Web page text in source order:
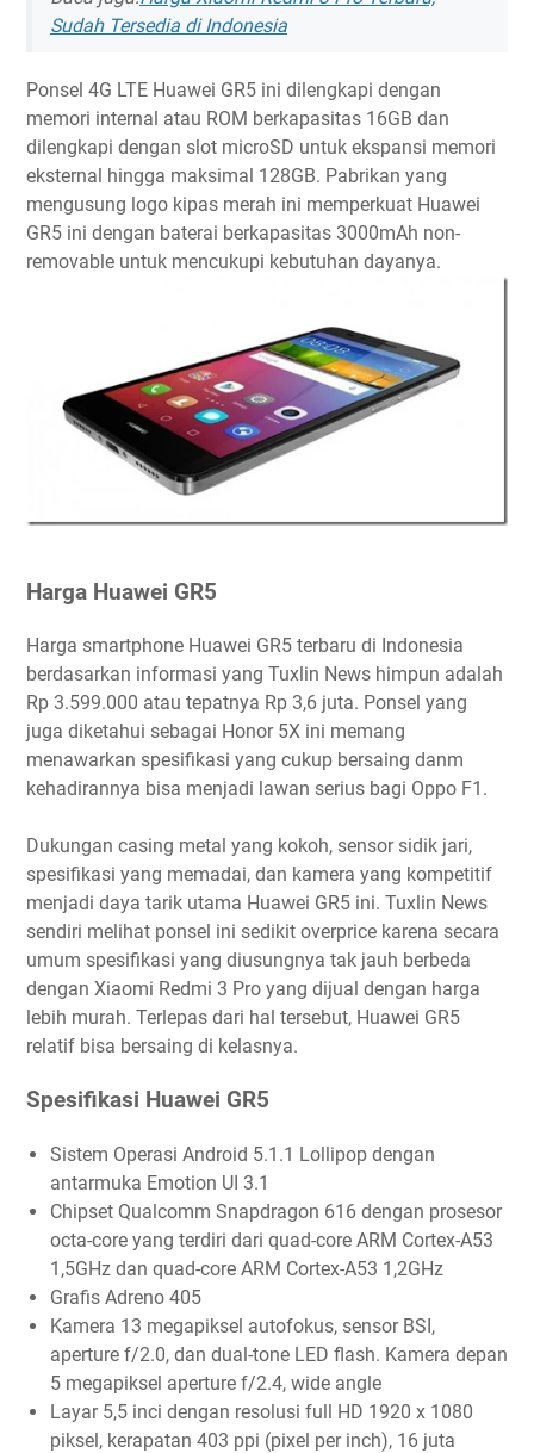
Sudah Tersedia di Indonesia
Ponsel 4G LTE Huawei GR5 ini dilengkapi dengan
memori internal atau ROM berkapasitas 16GB dan
dilengkapi dengan slot microSD untuk ekspansi memori
eksternal hingga maksimal 128GB. Pabrikan yang
mengusung logo kipas merah ini memperkuat Huawei
GR5 ini dengan baterai berkapasitas 3000mAh non-
removable untuk mencukupi kebutuhan dayanya.
Harga Huawei GR5
Harga smartphone Huawei GR5 terbaru di Indonesia
berdasarkan informasi yang Tuxlin News himpun adalah
Rp 3.599.000 atau tepatnya Rp 3,6 juta. Ponsel yang
juga diketahui sebagai Honor 5X ini memang
menawarkan spesifikasi yang cukup bersaing danm
kehadirannya bisa menjadi lawan serius bagi Oppo F1.
Dukungan casing metal yang kokoh, sensor sidik jari,
spesifikasi yang memadai, dan kamera yang kompetitif
menjadi daya tarik utama Huawei GR5 ini. Tuxlin News
sendiri melihat ponsel ini sedikit overprice karena secara
umum spesifikasi yang diusungnya tak jauh berbeda
dengan Xiaomi Redmi 3 Pro yang dijual dengan harga
lebih murah. Terlepas dari hal tersebut, Huawei GR5
relatif bisa bersaing di kelasnya.
Spesifikasi Huawei GR5
Sistem Operasi Android 5.1.1 Lollipop dengan
antarmuka Emotion UI 3.1
Chipset Qualcomm Snapdragon 616 dengan prosesor
octa-core yang terdiri dari quad-core ARM Cortex-A53
1,5GHz dan quad-core ARM Cortex-A53 1,2GHz
Grafis Adreno 405
Kamera 13 megapiksel autofokus, sensor BSI,
aperture f/2.0, dan dual-tone LED flash. Kamera depan
5 megapiksel aperture f/2.4, wide angle
Layar 5,5 inci dengan resolusi full HD 1920 x 1080
piksel, kerapatan 403 ppi (pixel per inch), 16 juta